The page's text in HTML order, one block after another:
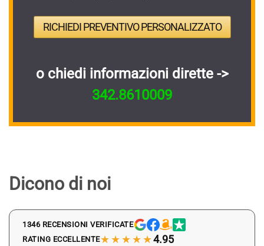
RICHIEDI PREVENTIVO PERSONALIZZATO
o chiedi informazioni dirette ->
342.8610009
Dicono di noi
1346 RECENSIONI VERIFICATE
RATING ECCELLENTE★★★★★4.95